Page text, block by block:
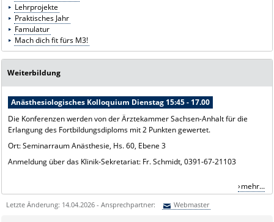
Lehrprojekte
Praktisches Jahr
Famulatur
Mach dich fit fürs M3!
Weiterbildung
Anästhesiologisches Kolloquium Dienstag 15:45 - 17.00
Die Konferenzen werden von der Ärztekammer Sachsen-Anhalt für die
Erlangung des Fortbildungsdiploms mit 2 Punkten gewertet.
Ort: Seminarraum Anästhesie, Hs. 60, Ebene 3
Anmeldung über das Klinik-Sekretariat: Fr. Schmidt, 0391-67-21103
mehr...
Letzte Änderung: 14.04.2026 - Ansprechpartner: Webmaster